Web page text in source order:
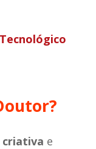
criativa e